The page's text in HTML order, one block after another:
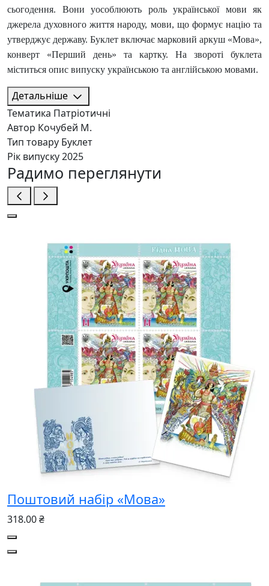
сьогодення. Вони уособлюють роль української мови як
джерела духовного життя народу, мови, що формує націю та
утверджує державу. Буклет включає марковий аркуш «Мова»,
конверт «Перший день» та картку. На звороті буклета
міститься опис випуску українською та англійською мовами.
Детальніше
Тематика Патріотичні
Автор Кочубей М.
Тип товару Буклет
Рік випуску2025
Радимо переглянути
Поштовий набір «Мова»
318.00 ₴